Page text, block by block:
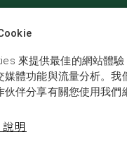
學生態學
學天文
來提供最佳的網站體
體功能與流量分析。我
伴分享有關您使用我們
明